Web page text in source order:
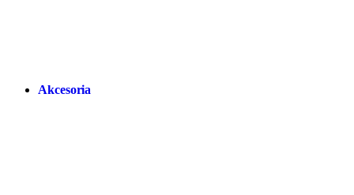
Akcesoria